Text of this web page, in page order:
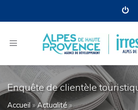
Toggle
navigation
Enquête de clientèle
Accueil»Actualité»